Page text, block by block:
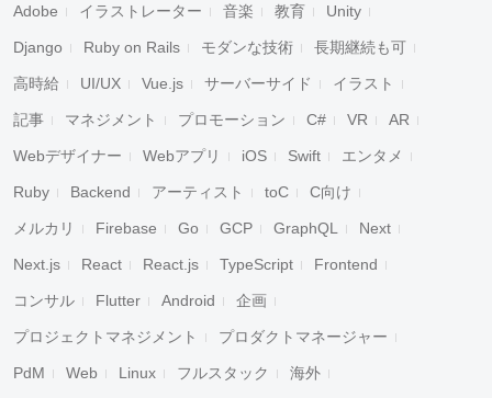
Adobe イラストレーター 音楽 教育 Unity
Django Ruby on Rails モダンな技術 長期継続も可
高時給 UI/UX Vue.js サーバーサイド イラスト
記事 マネジメント プロモーション C# VR AR
Webデザイナー Webアプリ iOS Swift エンタメ
Ruby Backend アーティスト toC C向け
メルカリ Firebase Go GCP GraphQL Next
Next.js React React.js TypeScript Frontend
コンサル Flutter Android 企画
プロジェクトマネジメント プロダクトマネージャー
PdM Web Linux フルスタック 海外